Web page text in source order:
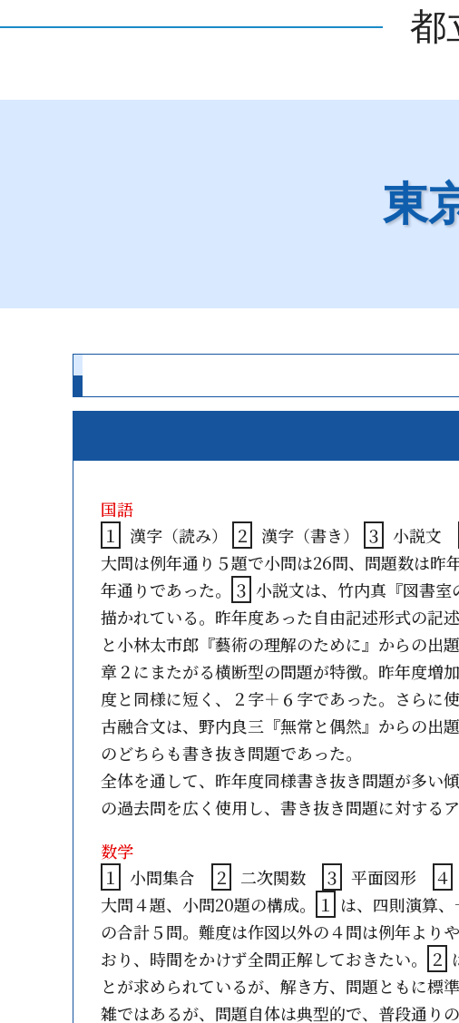
都
東
国語
１
漢字（読み） ２ 漢字（書き） ３ 小説文
大問は例年通り５題で小問は26問、問題数は昨
年通りであった。
３ 小説文は、竹内真『図書
描かれている。昨年度あった自由記述形式の記
と小林太市郎『藝術の理解のために』からの出
章２にまたがる横断型の問題が特徴。昨年度増
度と同様に短く、２字＋６字であった。さらに
古融合文は、野内良三『無常と偶然』からの出
のどちらも書き抜き問題であった。
全体を通して、昨年度同様書き抜き問題が多い
の過去問を広く使用し、書き抜き問題に対する
数学
１
小問集合 ２ 二次関数 ３ 平面図形 ４
大問４題、小問20題の構成。
１
は、四則演算
の合計５問。難度は作図以外の４問は例年より
おり、時間をかけず全問正解しておきたい。
２
とが求められているが、解き方、問題ともに標
雑ではあるが、問題自体は典型的で、普段通り